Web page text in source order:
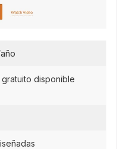
gratuito disponible